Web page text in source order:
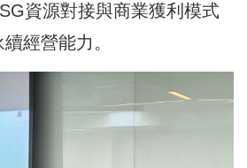
資源對接與商業獲利模式
經營能力。